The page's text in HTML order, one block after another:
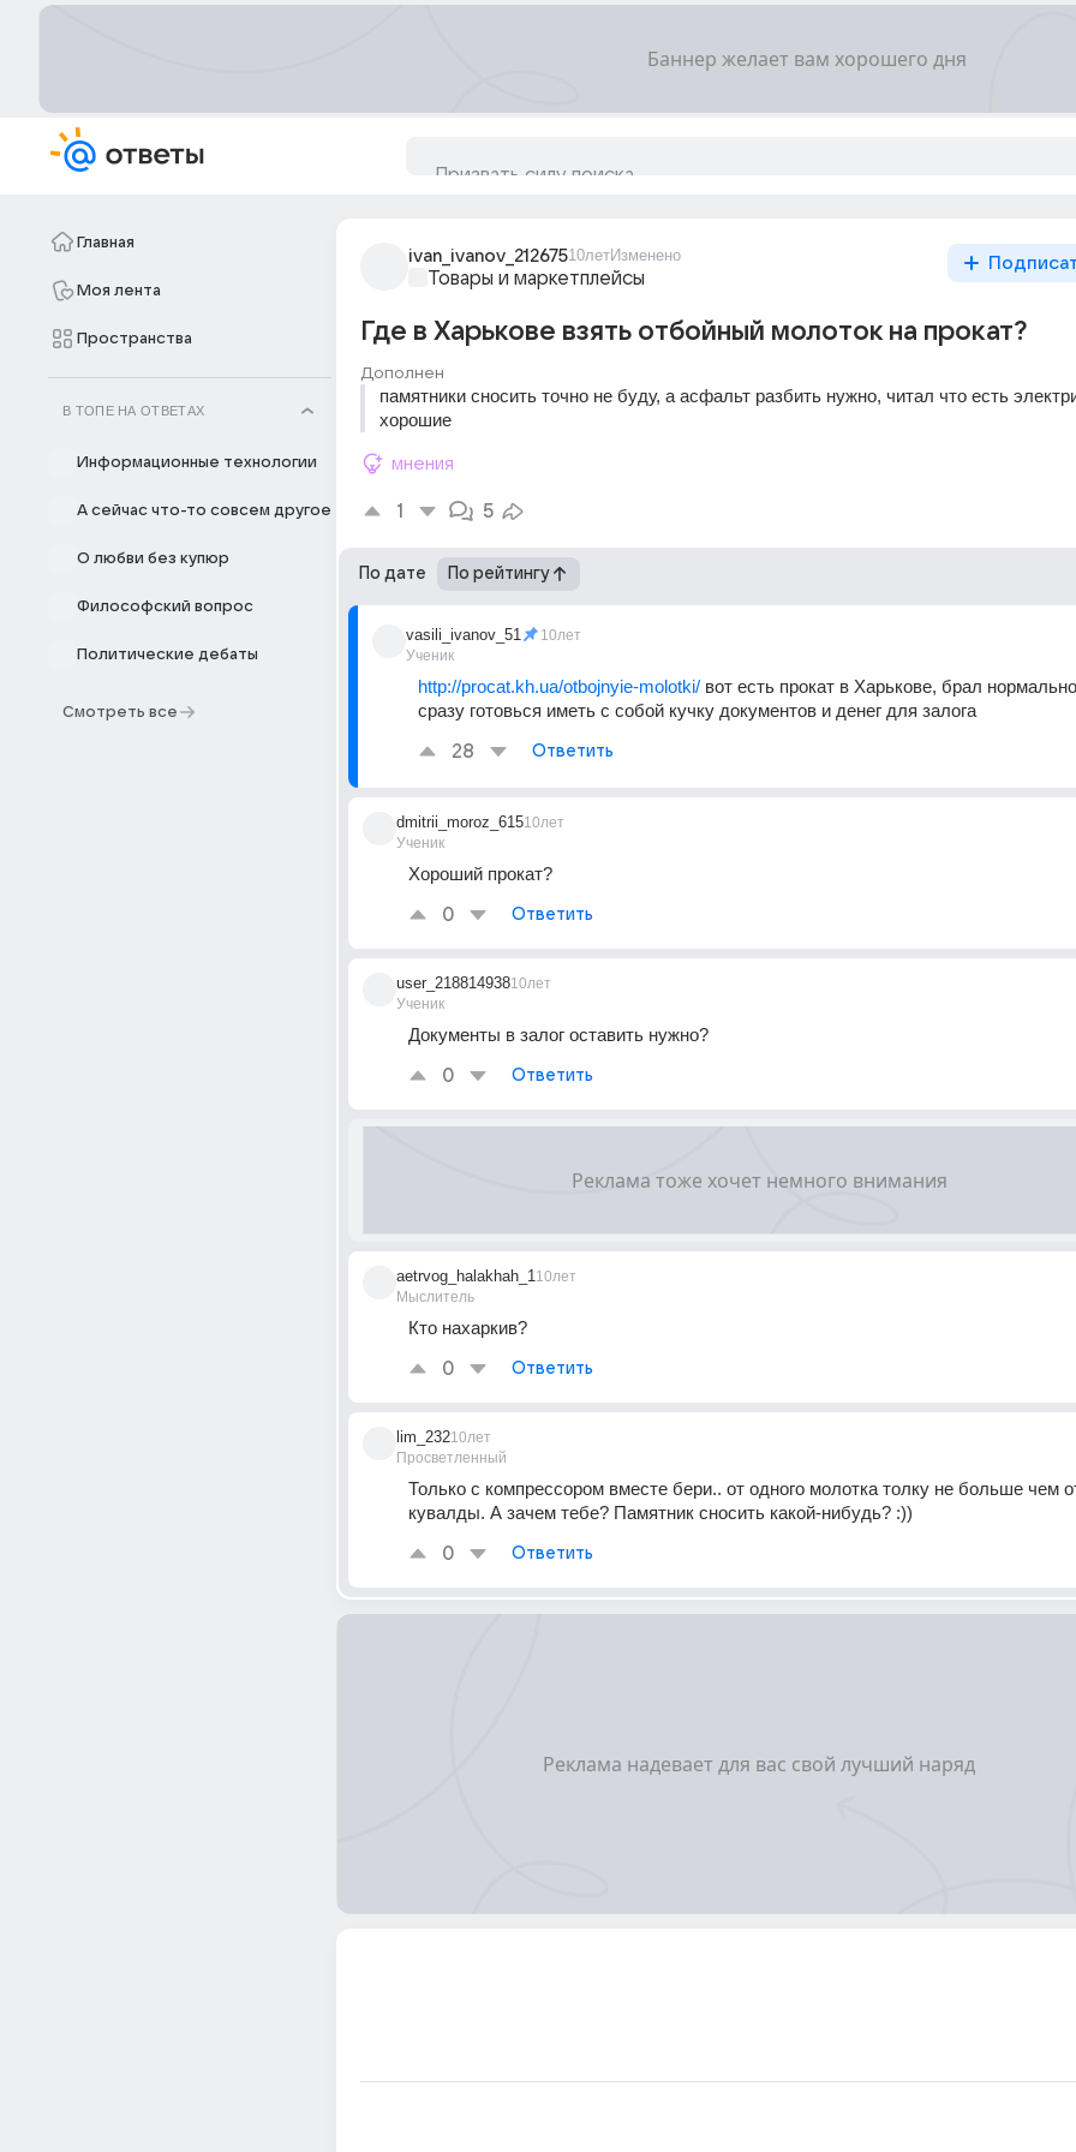
Главная
Моя лента
Пространства
В ТОПЕ НА ОТВЕТАХ
Информационные технологии
А сейчас что-то совсем другое
О любви без купюр
Философский вопрос
Политические дебаты
Смотреть все
ivan_ivanov_21267510летИзменено
Товары и маркетплейсы
Где в Харькове взять отбойный молоток на прокат?
Дополнен
памятники сносить точно не буду, а асфальт разбить нужно, читал что есть
хорошие
мнения
1 5
По дате По рейтингу
vasili_ivanov_51
Ученик
10лет
http://procat.kh.ua/otbojnyie-molotki/ вот есть прокат в Харькове, брал
сразу готовься иметь с собой кучку документов и денег для залога
28 Ответить
dmitrii_moroz_615
Ученик
10лет
Хороший прокат?
0 Ответить
user_218814938
Ученик
10лет
Документы в залог оставить нужно?
0 Ответить
aetrvog_halakhah_1
Мыслитель
10лет
Кто нахаркив?
0 Ответить
lim_232
Просветленный
10лет
Только с компрессором вместе бери.. от одного молотка толку не больше чем
кувалды. А зачем тебе? Памятник сносить какой-нибудь? :))
0 Ответить